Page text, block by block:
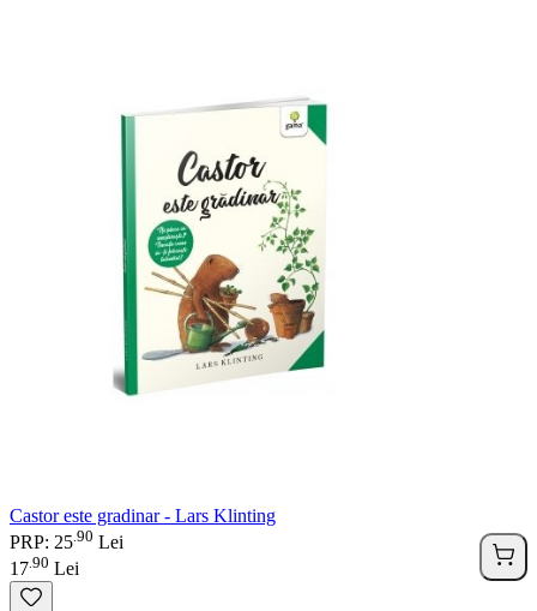
Castor este gradinar - Lars Klinting
PRP: 25 90 Lei
17 90 Lei